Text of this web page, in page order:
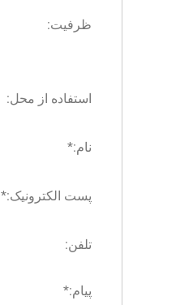
ظرفیت:
استفاده از محل:
نام:*
پست الکترونیک:*
تلفن:
پیام:*